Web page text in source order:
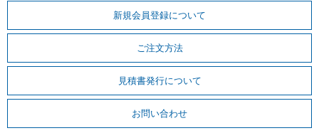
新規会員登録について
ご注文方法
見積書発行について
お問い合わせ